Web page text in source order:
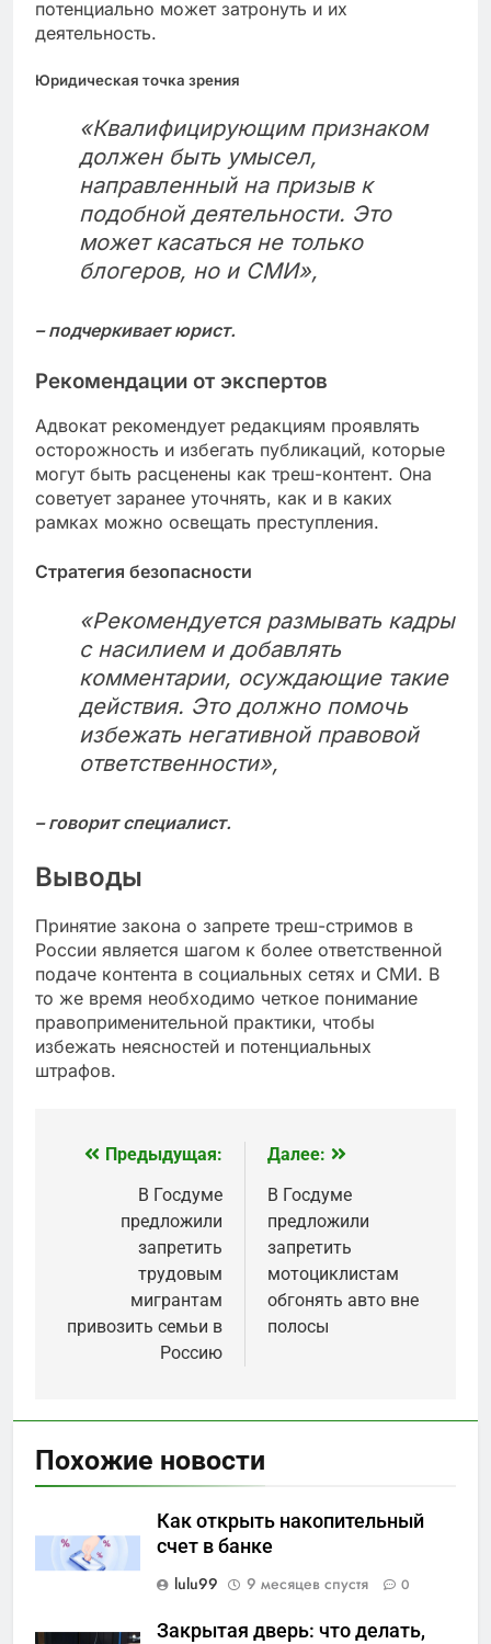
потенциально может затронуть и их
деятельность.
Юридическая точка зрения
«Квалифицирующим признаком
должен быть умысел,
направленный на призыв к
подобной деятельности. Это
может касаться не только
блогеров, но и СМИ»,
– подчеркивает юрист.
Рекомендации от экспертов
Адвокат рекомендует редакциям проявлять
осторожность и избегать публикаций, которые
могут быть расценены как треш-контент. Она
советует заранее уточнять, как и в каких
рамках можно освещать преступления.
Стратегия безопасности
«Рекомендуется размывать кадры
с насилием и добавлять
комментарии, осуждающие такие
действия. Это должно помочь
избежать негативной правовой
ответственности»,
– говорит специалист.
Выводы
Принятие закона о запрете треш-стримов в
России является шагом к более ответственной
подаче контента в социальных сетях и СМИ. В
то же время необходимо четкое понимание
правоприменительной практики, чтобы
избежать неясностей и потенциальных
штрафов.
Навигация
записям
Предыдущая:
В Госдуме
предложили
запретить
трудовым
мигрантам
привозить семьи в
Россию
Далее:
В Госдуме
предложили
запретить
мотоциклистам
обгонять авто вне
полосы
Похожие новости
Как открыть накопительный
счет в банке
lulu99
9 месяцев спустя 0
Закрытая дверь: что делать,